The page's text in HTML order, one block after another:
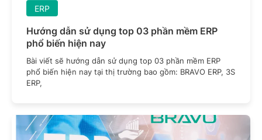
Hướng dẫn sử dụng top 03 phần mềm ERP
phổ biến hiện nay
ERP
Bài viết sẽ hướng dẫn sử dụng top 03 phần mềm ERP
phổ biến hiện nay tại thị trường bao gồm: BRAVO ERP, 3S
ERP,